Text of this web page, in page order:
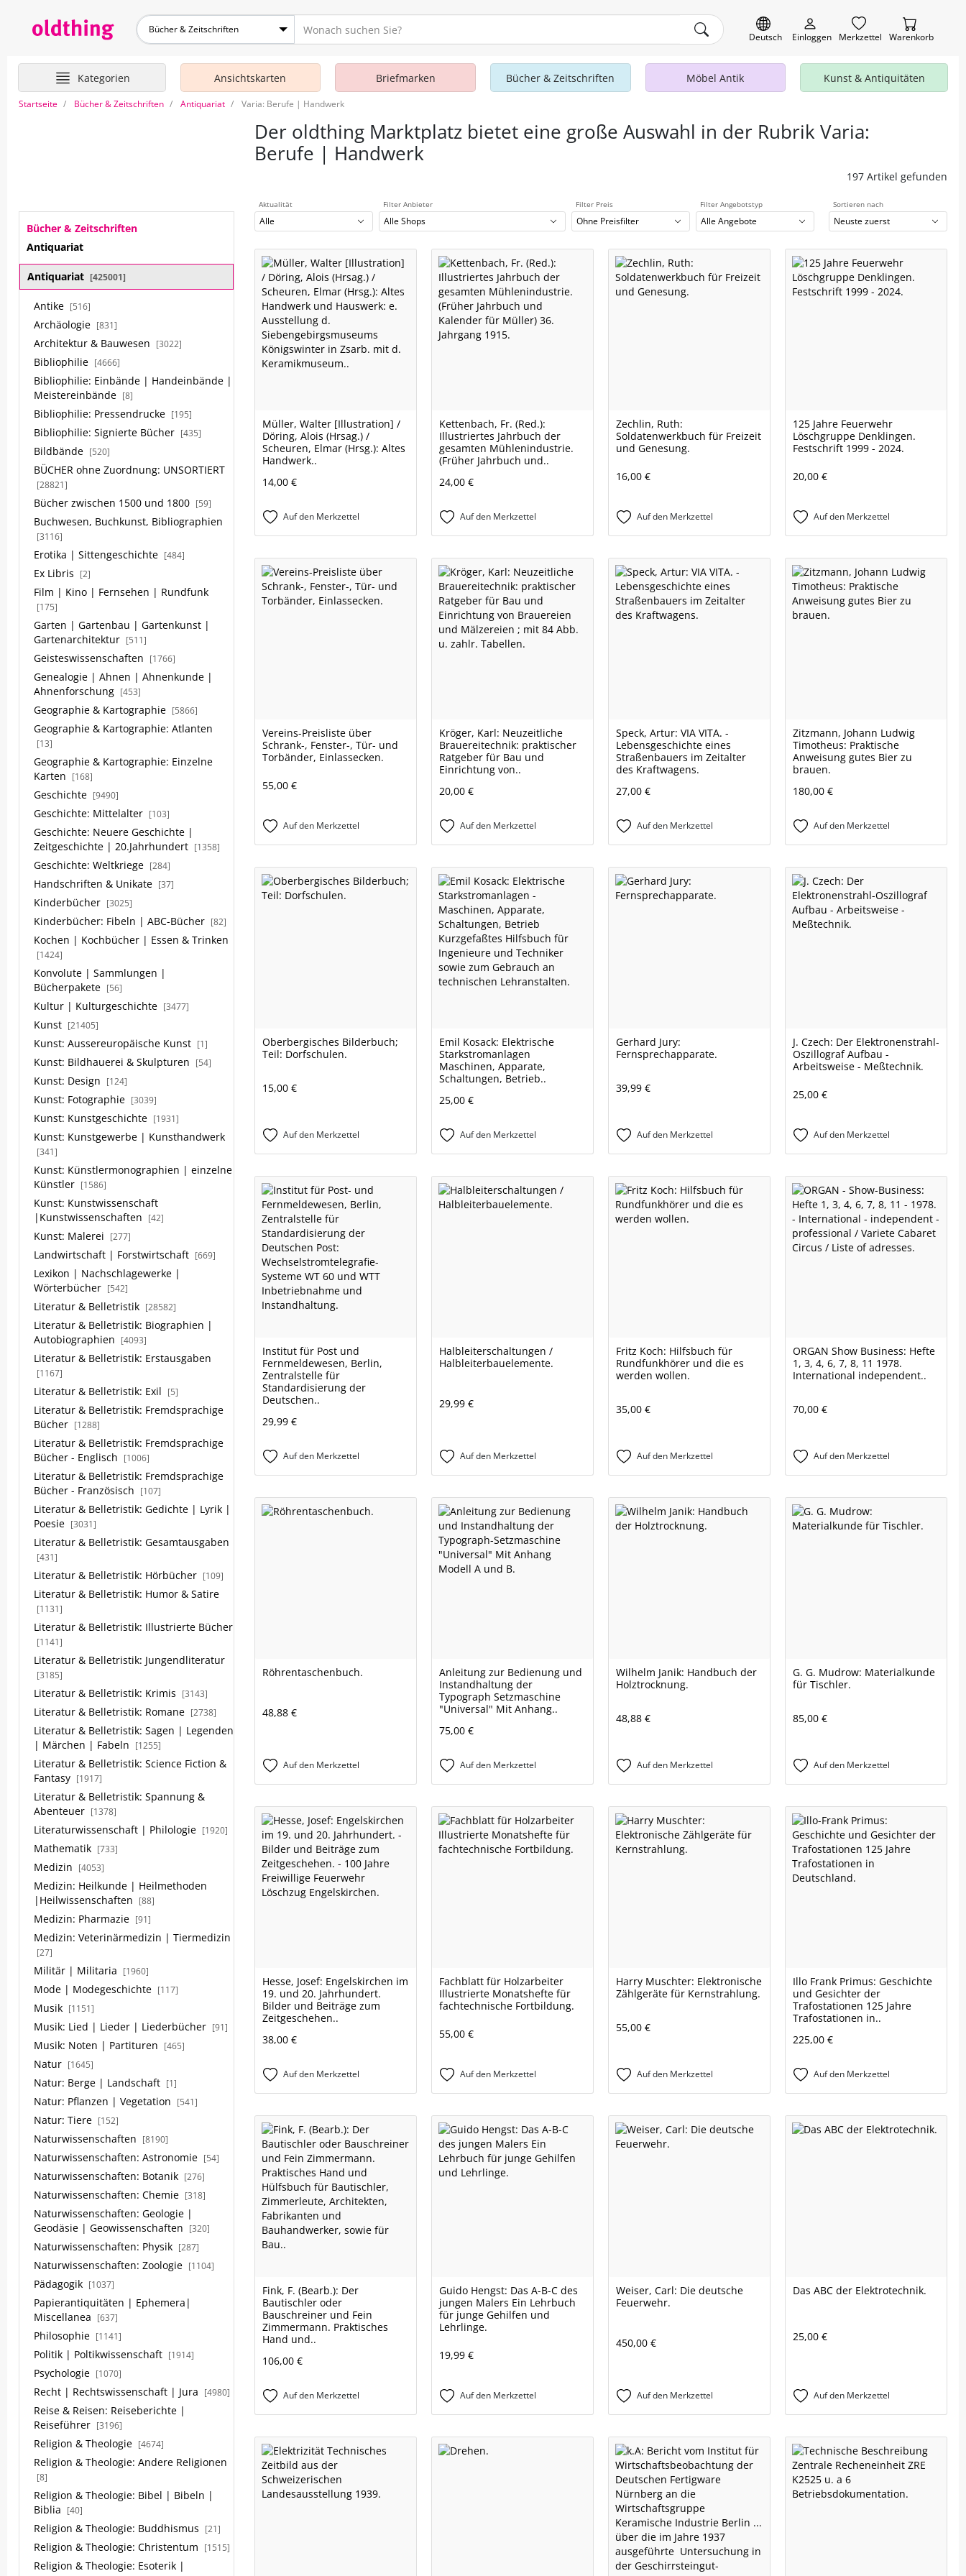
Bücher & Zeitschriften
Deutsch Einloggen Merkzettel Warenkorb
Kategorien Ansichtskarten Briefmarken Bücher & Zeitschriften Möbel Antik Kunst & Antiquitäten
Startseite Bücher & Zeitschriften Antiquariat Varia: Berufe | Handwerk
Der oldthing Marktplatz bietet eine große Auswahl in der Rubrik Varia:
Berufe | Handwerk
197 Artikel gefunden
Bücher & Zeitschriften
Antiquariat
Antiquariat [425001]
Antike [516]
Archäologie [831]
Architektur & Bauwesen [3022]
Bibliophilie [4666]
Bibliophilie: Einbände | Handeinbände |
Meistereinbände [8]
Bibliophilie: Pressendrucke [195]
Bibliophilie: Signierte Bücher [435]
Bildbände [520]
BÜCHER ohne Zuordnung: UNSORTIERT
[28821]
Bücher zwischen 1500 und 1800 [59]
Buchwesen, Buchkunst, Bibliographien
[3116]
Erotika | Sittengeschichte [484]
Ex Libris [2]
Film | Kino | Fernsehen | Rundfunk
[175]
Garten | Gartenbau | Gartenkunst |
Gartenarchitektur [511]
Geisteswissenschaften [1766]
Genealogie | Ahnen | Ahnenkunde |
Ahnenforschung [453]
Geographie & Kartographie [5866]
Geographie & Kartographie: Atlanten
[13]
Geographie & Kartographie: Einzelne
Karten
[168]
Geschichte [9490]
Geschichte: Mittelalter [103]
Geschichte: Neuere Geschichte |
Zeitgeschichte | 20.Jahrhundert [1358]
Geschichte: Weltkriege [284]
Handschriften & Unikate [37]
Kinderbücher [3025]
Kinderbücher: Fibeln | ABC-Bücher [82]
Kochen | Kochbücher | Essen & Trinken
[1424]
Konvolute | Sammlungen |
Bücherpakete [56]
Kultur | Kulturgeschichte [3477]
Kunst [21405]
Kunst: Aussereuropäische Kunst [1]
Kunst: Bildhauerei & Skulpturen [54]
Kunst: Design [124]
Kunst: Fotographie [3039]
Kunst: Kunstgeschichte [1931]
Kunst: Kunstgewerbe | Kunsthandwerk
[341]
Kunst: Künstlermonographien | einzelne
Künstler [1586]
Kunst: Kunstwissenschaft
|Kunstwissenschaften
[42]
Kunst: Malerei [277]
Landwirtschaft | Forstwirtschaft [669]
Lexikon | Nachschlagewerke |
Wörterbücher [542]
Literatur & Belletristik [28582]
Literatur & Belletristik: Biographien |
Autobiographien
[4093]
Literatur & Belletristik: Erstausgaben
[1167]
Literatur & Belletristik: Exil [5]
Literatur & Belletristik: Fremdsprachige
Bücher [1288]
Literatur & Belletristik: Fremdsprachige
Bücher - Englisch
[1006]
Literatur & Belletristik: Fremdsprachige
Bücher - Französisch
[107]
Literatur & Belletristik: Gedichte | Lyrik |
Poesie [3031]
Literatur & Belletristik: Gesamtausgaben
[431]
Literatur & Belletristik: Hörbücher [109]
Literatur & Belletristik: Humor & Satire
[1131]
Literatur & Belletristik: Illustrierte Bücher
[1141]
Literatur & Belletristik: Jungendliteratur
[3185]
Literatur & Belletristik: Krimis [3143]
Literatur & Belletristik: Romane [2738]
Literatur & Belletristik: Sagen | Legenden
| Märchen | Fabeln
[1255]
Literatur & Belletristik: Science Fiction &
Fantasy [1917]
Literatur & Belletristik: Spannung &
Abenteuer [1378]
Literaturwissenschaft | Philologie [1920]
Mathematik [733]
Medizin [4053]
Medizin: Heilkunde | Heilmethoden
|Heilwissenschaften
[88]
Medizin: Pharmazie [91]
Medizin: Veterinärmedizin | Tiermedizin
[27]
Militär | Militaria [1960]
Mode | Modegeschichte [117]
Musik [1151]
Musik: Lied | Lieder | Liederbücher [91]
Musik: Noten | Partituren [465]
Natur [1645]
Natur: Berge | Landschaft [1]
Natur: Pflanzen | Vegetation [541]
Natur: Tiere [152]
Naturwissenschaften [8190]
Naturwissenschaften: Astronomie [54]
Naturwissenschaften: Botanik [276]
Naturwissenschaften: Chemie [318]
Naturwissenschaften: Geologie |
Geodäsie | Geowissenschaften
[320]
Naturwissenschaften: Physik [287]
Naturwissenschaften: Zoologie [1104]
Pädagogik [1037]
Papierantiquitäten | Ephemera|
Miscellanea
[637]
Philosophie [1141]
Politik | Poltikwissenschaft [1914]
Psychologie [1070]
Recht | Rechtswissenschaft | Jura [4980]
Reise & Reisen: Reiseberichte |
Reiseführer [3196]
Religion & Theologie [4674]
Religion & Theologie: Andere Religionen
[8]
Religion & Theologie: Bibel | Bibeln |
Biblia
[40]
Religion & Theologie: Buddhismus [21]
Religion & Theologie: Christentum [1515]
Religion & Theologie: Esoterik |
Aktualität
Alle
Filter Anbieter
Alle Shops
Filter Preis
Ohne Preisfilter
Filter Angebotstyp
Alle Angebote
Sortieren nach
Neuste zuerst
Müller, Walter [Illustration] /
Döring, Alois (Hrsag.) /
Scheuren, Elmar (Hrsg.): Altes
Handwerk..
14,00 €
Auf den Merkzettel
Kettenbach, Fr. (Red.):
Illustriertes Jahrbuch der
gesamten Mühlenindustrie.
(Früher Jahrbuch und..
24,00 €
Auf den Merkzettel
Zechlin, Ruth:
Soldatenwerkbuch für Freizeit
und Genesung.
16,00 €
Auf den Merkzettel
125 Jahre Feuerwehr
Löschgruppe Denklingen.
Festschrift 1999 - 2024.
20,00 €
Auf den Merkzettel
Vereins-Preisliste über
Schrank-, Fenster-, Tür- und
Torbänder, Einlassecken.
55,00 €
Auf den Merkzettel
Kröger, Karl: Neuzeitliche
Brauereitechnik: praktischer
Ratgeber für Bau und
Einrichtung von..
20,00 €
Auf den Merkzettel
Speck, Artur: VIA VITA. -
Lebensgeschichte eines
Straßenbauers im Zeitalter
des Kraftwagens.
27,00 €
Auf den Merkzettel
Zitzmann, Johann Ludwig
Timotheus: Praktische
Anweisung gutes Bier zu
brauen.
180,00 €
Auf den Merkzettel
Oberbergisches Bilderbuch;
Teil: Dorfschulen.
15,00 €
Auf den Merkzettel
Emil Kosack: Elektrische
Starkstromanlagen
Maschinen, Apparate,
Schaltungen, Betrieb..
25,00 €
Auf den Merkzettel
Gerhard Jury:
Fernsprechapparate.
39,99 €
Auf den Merkzettel
J. Czech: Der Elektronenstrahl-
Oszillograf Aufbau -
Arbeitsweise - Meßtechnik.
25,00 €
Auf den Merkzettel
Institut für Post und
Fernmeldewesen, Berlin,
Zentralstelle für
Standardisierung der
Deutschen..
29,99 €
Auf den Merkzettel
Halbleiterschaltungen /
Halbleiterbauelemente.
29,99 €
Auf den Merkzettel
Fritz Koch: Hilfsbuch für
Rundfunkhörer und die es
werden wollen.
35,00 €
Auf den Merkzettel
ORGAN Show Business: Hefte
1, 3, 4, 6, 7, 8, 11 1978.
International independent..
70,00 €
Auf den Merkzettel
Röhrentaschenbuch.
48,88 €
Auf den Merkzettel
Anleitung zur Bedienung und
Instandhaltung der
Typograph Setzmaschine
"Universal" Mit Anhang..
75,00 €
Auf den Merkzettel
Wilhelm Janik: Handbuch der
Holztrocknung.
48,88 €
Auf den Merkzettel
G. G. Mudrow: Materialkunde
für Tischler.
85,00 €
Auf den Merkzettel
Hesse, Josef: Engelskirchen im
19. und 20. Jahrhundert.
Bilder und Beiträge zum
Zeitgeschehen..
38,00 €
Auf den Merkzettel
Fachblatt für Holzarbeiter
Illustrierte Monatshefte für
fachtechnische Fortbildung.
55,00 €
Auf den Merkzettel
Harry Muschter: Elektronische
Zählgeräte für Kernstrahlung.
55,00 €
Auf den Merkzettel
Illo Frank Primus: Geschichte
und Gesichter der
Trafostationen 125 Jahre
Trafostationen in..
225,00 €
Auf den Merkzettel
Fink, F. (Bearb.): Der
Bautischler oder
Bauschreiner und Fein
Zimmermann. Praktisches
Hand und..
106,00 €
Auf den Merkzettel
Guido Hengst: Das A-B-C des
jungen Malers Ein Lehrbuch
für junge Gehilfen und
Lehrlinge.
19,99 €
Auf den Merkzettel
Weiser, Carl: Die deutsche
Feuerwehr.
450,00 €
Auf den Merkzettel
Das ABC der Elektrotechnik.
25,00 €
Auf den Merkzettel